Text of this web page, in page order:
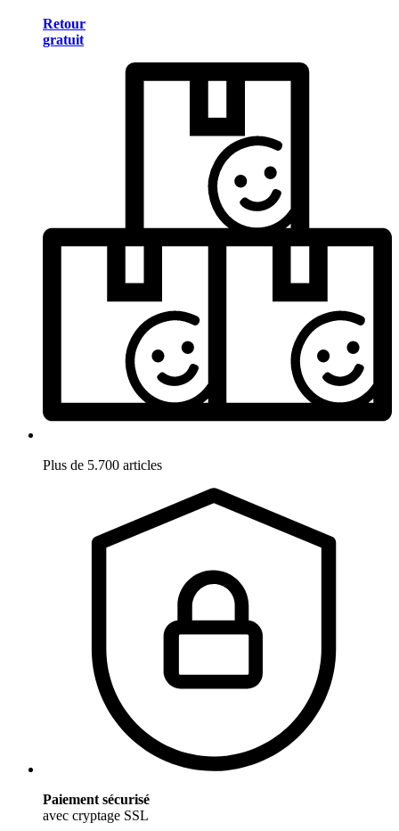
Retour
gratuit
Plus de 5.700 articles
Paiement sécurisé
avec cryptage SSL